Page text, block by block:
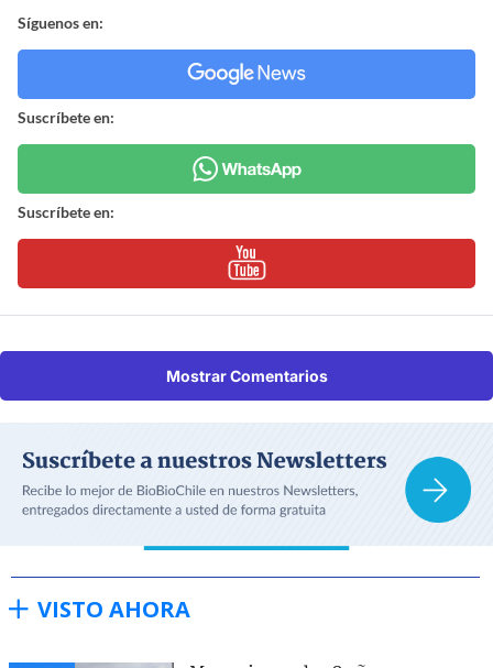
Síguenos en:
Suscríbete en:
Suscríbete en:
Mostrar Comentarios
VISTO AHORA